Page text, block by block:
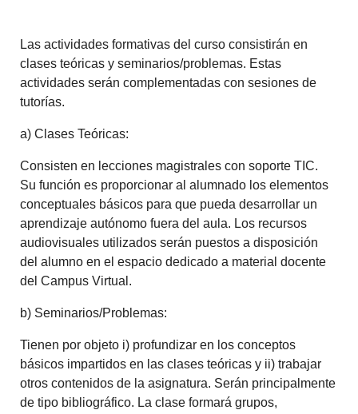
Las actividades formativas del curso consistirán en
clases teóricas y seminarios/problemas. Estas
actividades serán complementadas con sesiones de
tutorías.
a) Clases Teóricas:
Consisten en lecciones magistrales con soporte TIC.
Su función es proporcionar al alumnado los elementos
conceptuales básicos para que pueda desarrollar un
aprendizaje autónomo fuera del aula. Los recursos
audiovisuales utilizados serán puestos a disposición
del alumno en el espacio dedicado a material docente
del Campus Virtual.
b) Seminarios/Problemas:
Tienen por objeto i) profundizar en los conceptos
básicos impartidos en las clases teóricas y ii) trabajar
otros contenidos de la asignatura. Serán principalmente
de tipo bibliográfico. La clase formará grupos,